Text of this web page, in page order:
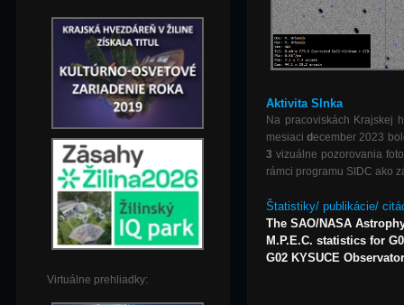
Virtuálne prehliadky:
Aktivita Slnka
Na pracoviskách Krajskej
mesiacidecember 2023
3vizuálne pozorovania
rámci programu SIDC ako
Štatistiky/ publikácie/
The SAO/NASA
M.P.E.C. statistics for
G02 KYSUCE